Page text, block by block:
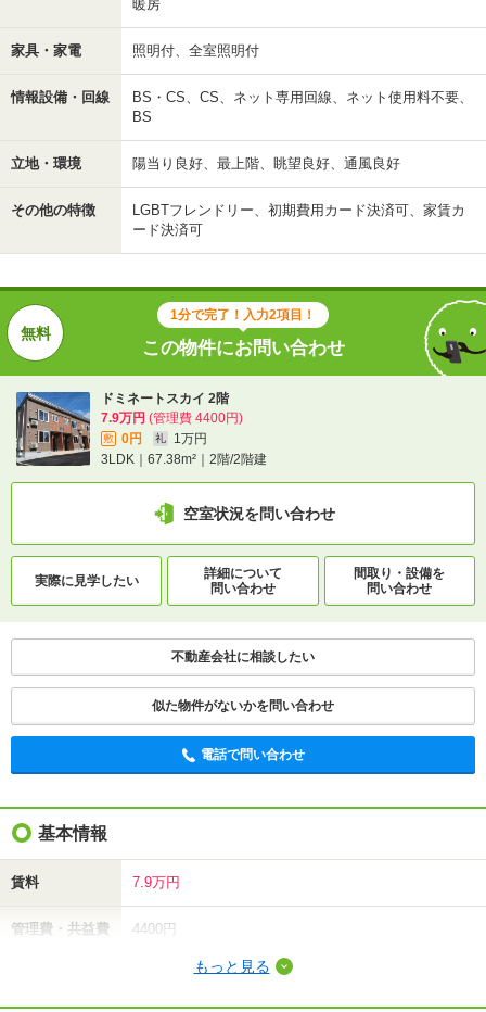
暖房
家具・家電 照明付、全室照明付
情報設備・回線
BS・CS、CS、ネット専用回線、ネット使用料不要、
BS
立地・環境 陽当り良好、最上階、眺望良好、通風良好
その他の特徴
LGBTフレンドリー、初期費用カード決済可、家賃カ
ード決済可
1分で完了！入力2項目！
この物件にお問い合わせ
ドミネートスカイ 2階
7.9万円 (管理費 4400円)
敷 0円 礼
1万円
3LDK｜67.38m²｜2階/2階建
空室状況を問い合わせ
実際に見学したい
詳細について
問い合わせ
間取り・設備を
問い合わせ
不動産会社に相談したい
似た物件がないかを問い合わせ
電話で問い合わせ
基本情報
賃料 7.9万円
管理費・共益費 4400円
もっと見る